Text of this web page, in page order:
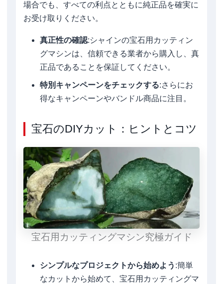
場合でも、すべての利点とともに純正品を確実に
お受け取りください。
真正性の確認:シャインの宝石用カッティン
グマシンは、信頼できる業者から購入し、真
正品であることを保証してください。
特別キャンペーンをチェックする:さらにお
得なキャンペーンやバンドル商品に注目。
宝石のDIYカット：ヒントとコツ
宝石用カッティングマシン究極ガイド
シンプルなプロジェクトから始めよう :簡単
なカットから始めて、宝石用カッティングマ